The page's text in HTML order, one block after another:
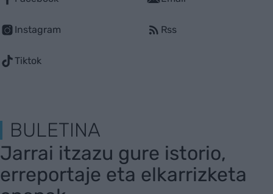
Instagram
Tiktok
Rss
BULETINA
Jarrai itzazu gure istorio,
erreportaje eta elkarrizketa